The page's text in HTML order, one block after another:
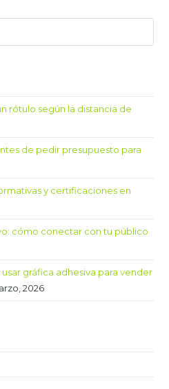
rótulo según la distancia de
de pedir presupuesto para
y certificaciones en
cómo conectar con tu público
gráfica adhesiva para vender
2026